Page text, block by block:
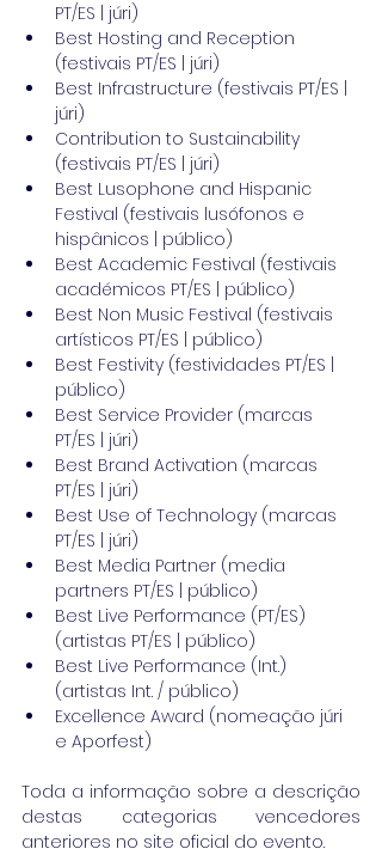
PT/ES | júri)
Best Hosting and Reception
(festivais PT/ES | júri)
Best Infrastructure (festivais PT/ES |
júri)
Contribution to Sustainability
(festivais PT/ES | júri)
Best Lusophone and Hispanic
Festival (festivais lusófonos e
hispânicos | público)
Best Academic Festival (festivais
académicos PT/ES | público)
Best Non Music Festival (festivais
artísticos PT/ES | público)
Best Festivity (festividades PT/ES |
público)
Best Service Provider (marcas
PT/ES | júri)
Best Brand Activation (marcas
PT/ES | júri)
Best Use of Technology (marcas
PT/ES | júri)
Best Media Partner (media
partners PT/ES | público)
Best Live Performance (PT/ES)
(artistas PT/ES | público)
Best Live Performance (Int.)
(artistas Int. / público)
Excellence Award (nomeação júri
e Aporfest)
Toda a informação sobre a descrição
destas categorias vencedores
anteriores no site oficial do evento.